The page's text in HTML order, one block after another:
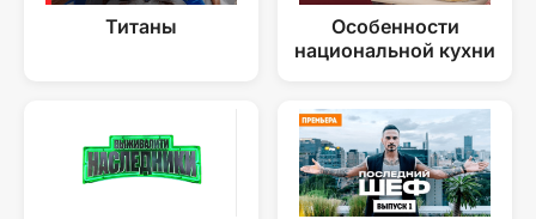
Титаны
Особенности
национальной кухни